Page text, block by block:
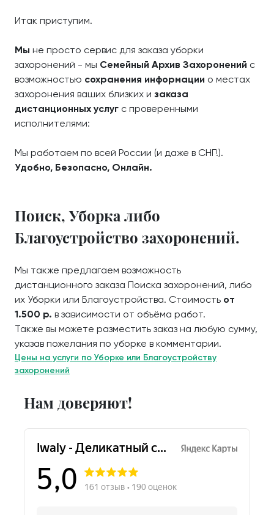
Итак приступим.
Мы не просто сервис для заказа уборки
захоронений - мы Семейный Архив Захоронений с
возможностью сохранения информации о местах
захоронения ваших близких и заказа
дистанционных услуг с проверенными
исполнителями:
Мы работаем по всей России (и даже в СНГ!).
Удобно, Безопасно, Онлайн.
Поиск, Уборка либо
Благоустройство захоронений.
Мы также предлагаем возможность
дистанционного заказа Поиска захоронений, либо
их Уборки или Благоустройства. Стоимость от
1.500 р. в зависимости от объёма работ.
Также вы можете разместить заказ на любую сумму,
указав пожелания по уборке в комментарии.
Цены на услуги по Уборке или Благоустройству
захоронений
Нам доверяют!